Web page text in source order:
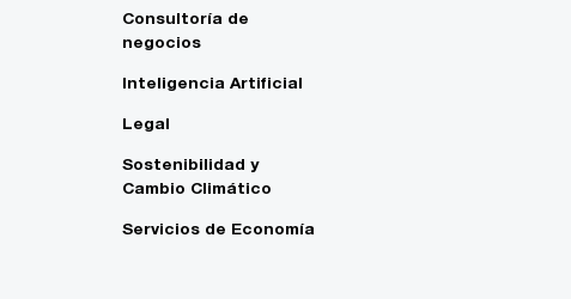
Consultoría de
negocios
Inteligencia Artificial
Legal
Sostenibilidad y
Cambio Climático
Servicios de Economía